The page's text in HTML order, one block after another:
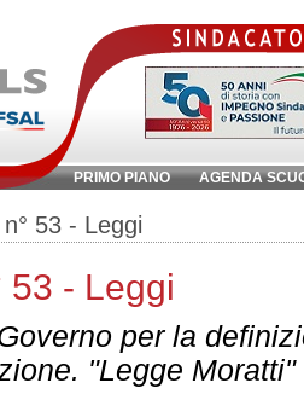
PRIMO PIANO AGENDA
parola chiave:
53 - Leggi
53 - Leggi
per la
"Legge